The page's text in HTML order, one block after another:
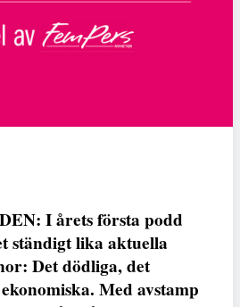
I årets första podd
ständigt lika aktuella
Det dödliga, det
Med avstamp